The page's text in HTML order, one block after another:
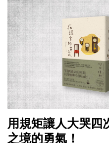
用規矩讓人大哭四
之境的勇氣！